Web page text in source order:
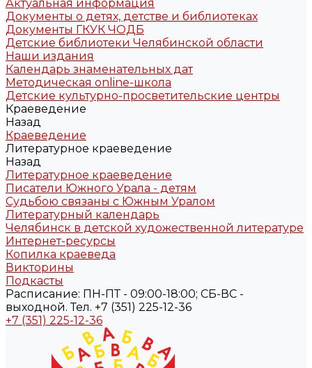
Актуальная информация
Документы о детях, детстве и библиотеках
Документы ГКУК ЧОДБ
Детские библиотеки Челябинской области
Наши издания
Календарь знаменательных дат
Методическая online-школа
Детские культурно-просветительские центры
Краеведение
Назад
Краеведение
Литературное краеведение
Назад
Литературное краеведение
Писатели Южного Урала - детям
Судьбою связаны с Южным Уралом
Литературный календарь
Челябинск в детской художественной литературе
Интернет-ресурсы
Копилка краеведа
Викторины
Подкасты
Расписание: ПН-ПТ - 09:00-18:00; СБ-ВС -
выходной. Тел. +7 (351) 225-12-36
+7 (351) 225-12-36